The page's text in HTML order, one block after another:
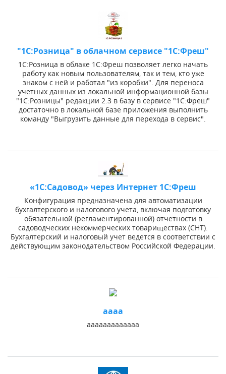
"1C:Розница" в облачном сервисе "1С:Фреш"
1С:Розница в облаке 1С:Фреш позволяет легко начать
работу как новым пользователям, так и тем, кто уже
знаком с ней и работал "из коробки". Для переноса
учетных данных из локальной информационной базы
"1С:Розницы" редакции 2.3 в базу в сервисе "1С:Фреш"
достаточно в локальной базе приложения выполнить
команду "Выгрузить данные для перехода в сервис".
«1С:Садовод» через Интернет 1С:Фреш
Конфигурация предназначена для автоматизации
бухгалтерского и налогового учета, включая подготовку
обязательной (регламентированной) отчетности в
садоводческих некоммерческих товариществах (СНТ).
Бухгалтерский и налоговый учет ведется в соответствии с
действующим законодательством Российской Федерации.
аааа
ааааааааааааа